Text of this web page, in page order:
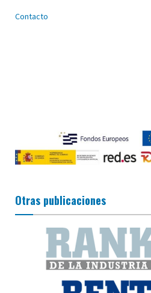
Contacto
Otras publicaciones